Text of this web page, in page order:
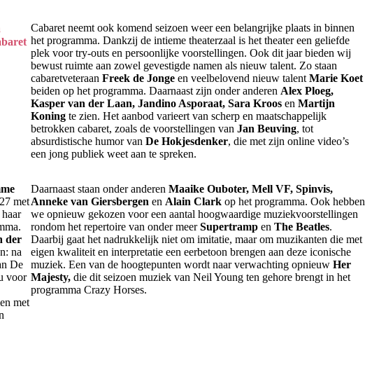
Cabaret neemt ook komend seizoen weer een belangrijke plaats in binnen
het programma. Dankzij de intieme theaterzaal is het theater een geliefde
plek voor try-outs en persoonlijke voorstellingen. Ook dit jaar bieden wij
bewust ruimte aan zowel gevestigde namen als nieuw talent. Zo staan
cabaretveteraan Freek de Jonge en veelbelovend nieuw talent Marie Koet
beiden op het programma. Daarnaast zijn onder anderen Alex Ploeg,
Kasper van der Laan, Jandino Asporaat, Sara Kroos en Martijn
Koning te zien. Het aanbod varieert van scherp en maatschappelijk
betrokken cabaret, zoals de voorstellingen van Jan Beuving, tot
absurdistische humor van De Hokjesdenker, die met zijn online video’s
een jong publiek weet aan te spreken.
met
der
na
De
voor
met
Daarnaast staan onder anderen Maaike Ouboter, Mell VF, Spinvis,
Anneke van Giersbergen en Alain Clark op het programma. Ook hebben
we opnieuw gekozen voor een aantal hoogwaardige muziekvoorstellingen
rondom het repertoire van onder meerSupertramp en The Beatles.
Daarbij gaat het nadrukkelijk niet om imitatie, maar om muzikanten die met
eigen kwaliteit en interpretatie een eerbetoon brengen aan deze iconische
muziek. Een van de hoogtepunten wordt naar verwachting opnieuw Her
Majesty, die dit seizoen muziek van Neil Young ten gehore brengt in het
programma Crazy Horses.